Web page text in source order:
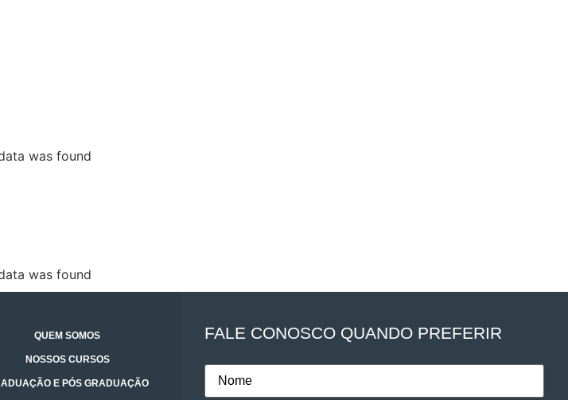
was found
was found
QUEM SOMOS
NOSSOS CURSOS
E PÓS GRADUAÇÃO
FALE CONOSCO QUANDO PREFERIR